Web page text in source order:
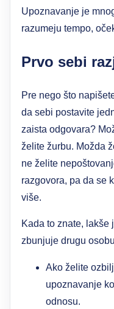
Upoznavanje je
razumeju tempo,
Prvo sebi
Pre nego što
da sebi postavite
zaista odgovara?
želite žurbu. Možda
ne želite
razgovora, pa da se
više.
Kada to znate, lakše
zbunjuje drugu
Ako želite
upoznavanje
odnosu.